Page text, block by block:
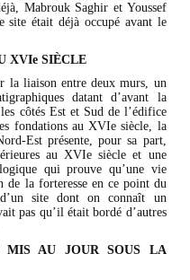
Mabrouk Saghir et Youssef
site était déjà occupé avant le
XVIe SIÈCLE
la liaison entre deux murs, un
datant d’avant la
côtés Est et Sud de l’édifice
fondations au XVIe siècle, la
Est présente, pour sa part,
au XVIe siècle et une
qui prouve qu’une vie
de la forteresse en ce point du
site dont on connaît un
pas qu’il était bordé d’autres
MIS AU JOUR SOUS LA